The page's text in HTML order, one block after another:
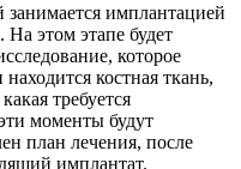
имплантацией
На этом этапе будет
которое
костная ткань,
требуется
моменты будут
план лечения, после
имплантат.